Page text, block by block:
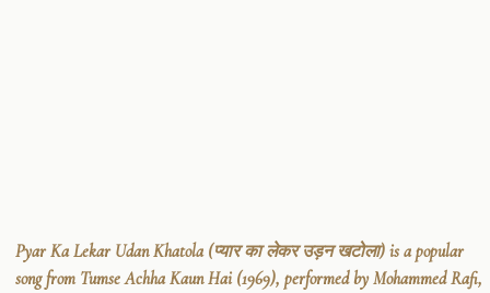
Pyar Ka Lekar Udan Khatola (प्यार का लेकर उड़न खटोला) is a popular
song from Tumse Achha Kaun Hai (1969), performed by Mohammed Rafi,